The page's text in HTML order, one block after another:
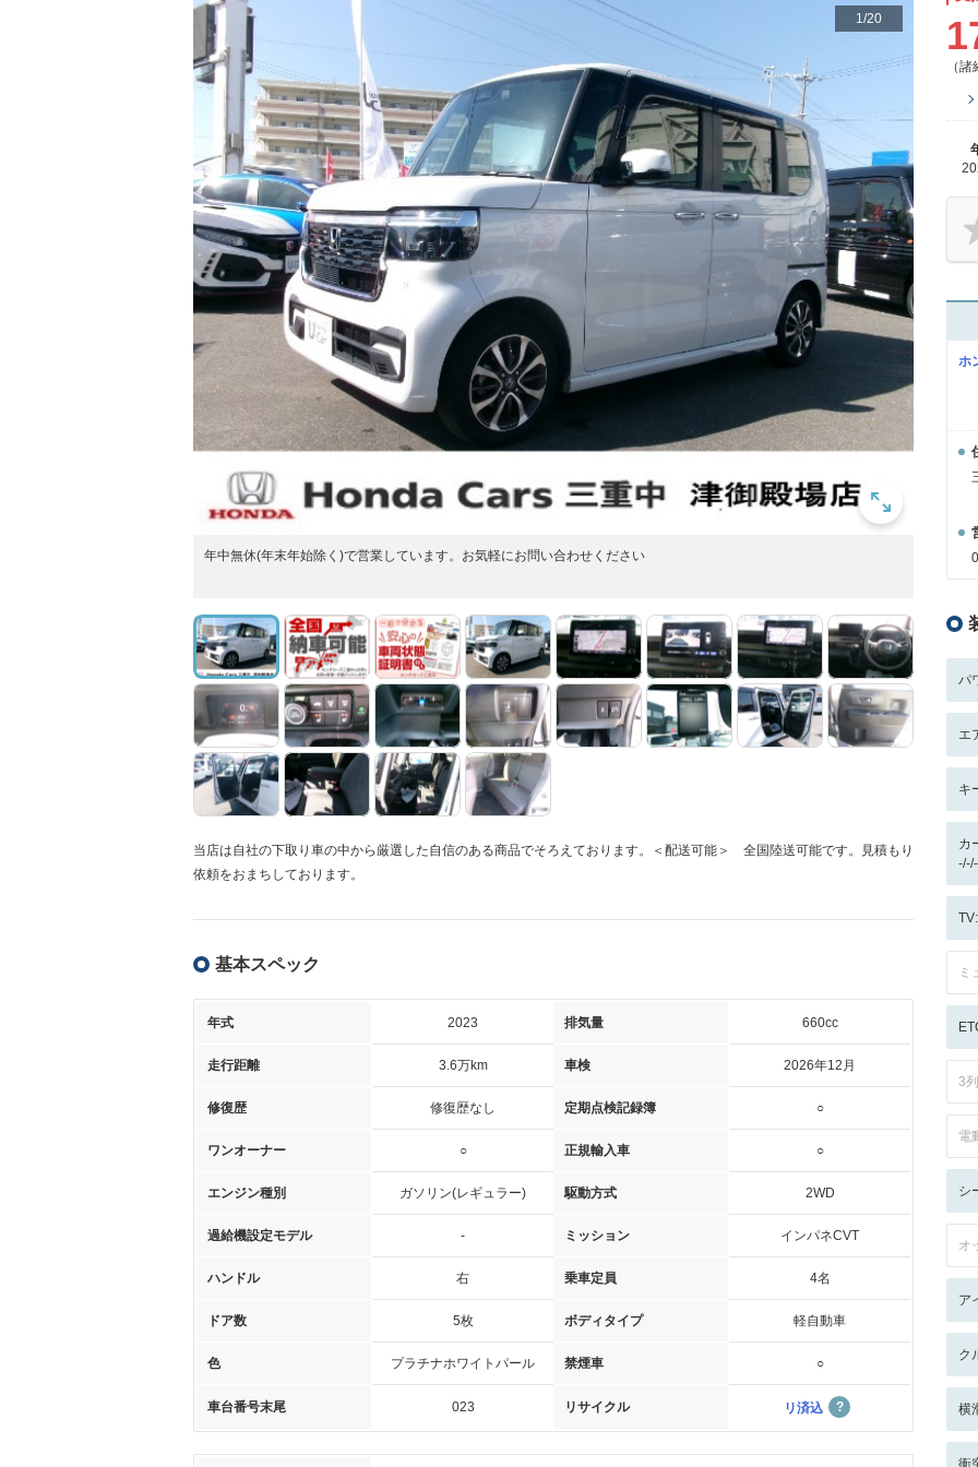
1/20
年中無休(年末年始除く)で営業しています。お気軽にお問い合わせください
当店は自社の下取り車の中から厳選した自信のある商品でそろえております。＜配送可能＞ 全国陸送可能です。見積もり
依頼をおまちしております。
基本スペック
年式 2023 排気量 660cc
走行距離 3.6万km 車検 2026年12月
修復歴 修復歴なし 定期点検記録簿 ○
ワンオーナー ○ 正規輸入車 ○
エンジン種別 ガソリン(レギュラー) 駆動方式 2WD
過給機設定モデル - ミッション インパネCVT
ハンドル 右 乗車定員 4名
ドア数 5枚 ボディタイプ 軽自動車
色 プラチナホワイトパール 禁煙車 ○
車台番号末尾 023 リサイクル リ済込
（
ホ
パ
エ
キ
カ
ミ
3
電
シ
オ
ア
ク
横
衝